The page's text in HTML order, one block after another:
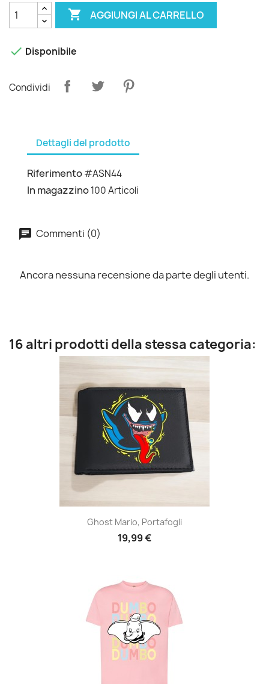
 AGGIUNGI AL CARRELLO
 Disponibile
Condividi
Dettagli del prodotto
Riferimento#ASN44
In magazzino100 Articoli
Commenti (0)
Ancora nessuna recensione da parte degli utenti.
16 altri prodotti della stessa categoria:
Ghost Mario, Portafogli
19,99 €